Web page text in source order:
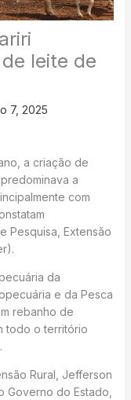
leite de
7, 2025
a criação de
a
com
Pesquisa, Extensão
da
e da Pesca
rebanho de
todo o território
Rural, Jefferson
Governo do Estado,